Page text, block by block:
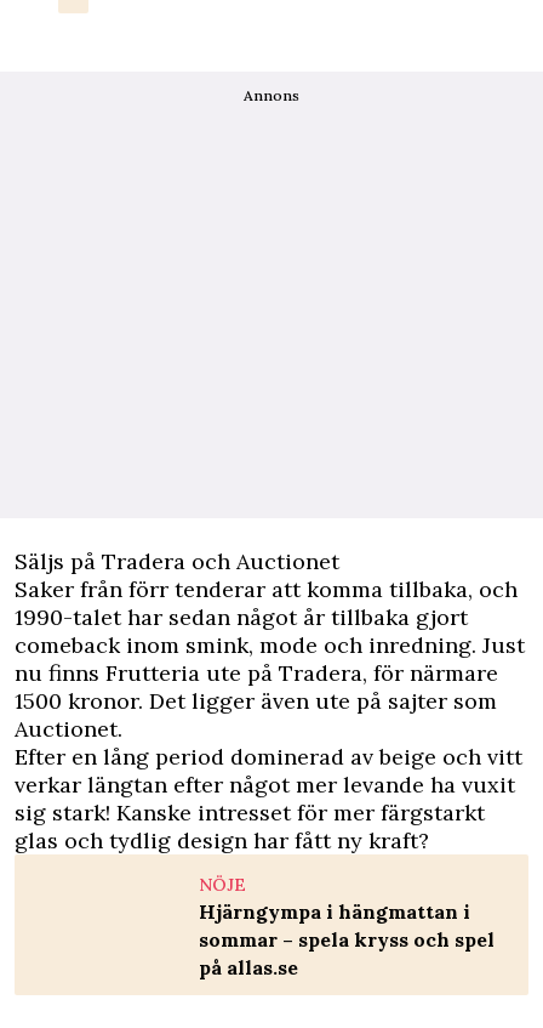
Annons
Säljs på Tradera och Auctionet
Saker från förr tenderar att komma tillbaka, och
1990-talet har sedan något år tillbaka gjort
comeback inom smink, mode och inredning. Just
nu finns Frutteria ute på Tradera, för närmare
1500 kronor. Det ligger även ute på sajter som
Auctionet.
Efter en lång period dominerad av beige och vitt
verkar längtan efter något mer levande ha vuxit
sig stark! Kanske intresset för mer färgstarkt
glas och tydlig design har fått ny kraft?
NÖJE
Hjärngympa i hängmattan i
sommar – spela kryss och spel
på allas.se